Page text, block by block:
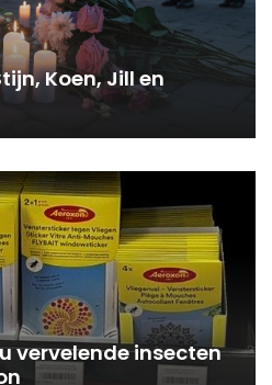
Koen, Jill en
vervelende insecten